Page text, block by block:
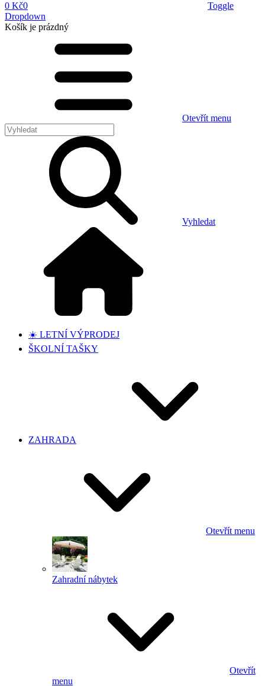
0 Kč0
Toggle
Dropdown
Košík je prázdný
Otevřít menu
Vyhledat
☀️ LETNÍ VÝPRODEJ
ŠKOLNÍ TAŠKY
ZAHRADA
Otevřít menu
Zahradní nábytek
Otevřít
menu